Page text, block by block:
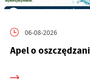
06-08-2026
Apel o